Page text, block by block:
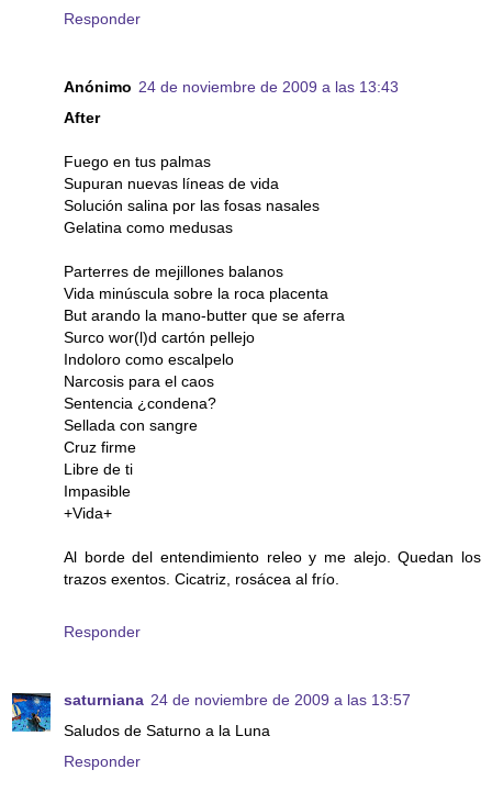
Responder
Anónimo 24 de noviembre de 2009 a las 13:43
After
Fuego en tus palmas
Supuran nuevas líneas de vida
Solución salina por las fosas nasales
Gelatina como medusas
Parterres de mejillones balanos
Vida minúscula sobre la roca placenta
But arando la mano-butter que se aferra
Surco wor(l)d cartón pellejo
Indoloro como escalpelo
Narcosis para el caos
Sentencia ¿condena?
Sellada con sangre
Cruz firme
Libre de ti
Impasible
+Vida+
Al borde del entendimiento releo y me alejo. Quedan los
trazos exentos. Cicatriz, rosácea al frío.
Responder
saturniana 24 de noviembre de 2009 a las 13:57
Saludos de Saturno a la Luna
Responder